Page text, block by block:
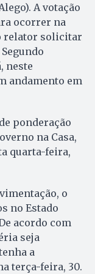
A votação
ocorrer na
relator solicitar
neste
andamento em
ponderação
na Casa,
quarta-feira,
o
no Estado
acordo com
seja
a
terça-feira, 30.